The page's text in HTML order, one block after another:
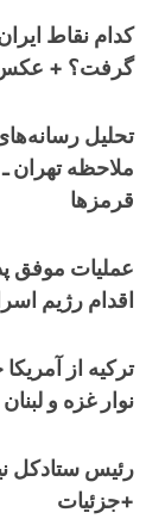
کدام نقاط
گرفت؟ +
تحلیل
ملاحظه تهران
قرمزها
عملیات موفق
اقدام رژیم
ترکیه از
نوار غزه و
رئیس ستادکل
+جزئیات